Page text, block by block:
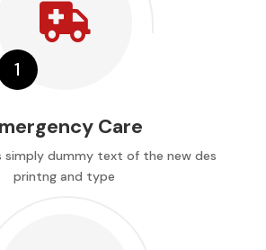

Care
simply dummy text of the new des
printng and type